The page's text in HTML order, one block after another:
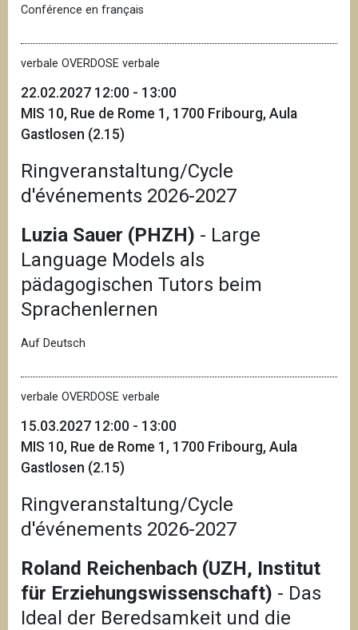
Conférence en français
verbale OVERDOSE verbale
22.02.2027 12:00 - 13:00
MIS 10, Rue de Rome 1, 1700 Fribourg, Aula
Gastlosen (2.15)
Ringveranstaltung/Cycle
d'événements 2026-2027
Luzia Sauer (PHZH) - Large
Language Models als
pädagogischen Tutors beim
Sprachenlernen
Auf Deutsch
verbale OVERDOSE verbale
15.03.2027 12:00 - 13:00
MIS 10, Rue de Rome 1, 1700 Fribourg, Aula
Gastlosen (2.15)
Ringveranstaltung/Cycle
d'événements 2026-2027
Roland Reichenbach (UZH, Institut
für Erziehungswissenschaft) - Das
Ideal der Beredsamkeit und die